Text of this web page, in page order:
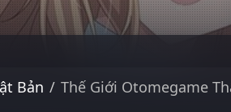
Bản
Thế Giới Otomegame